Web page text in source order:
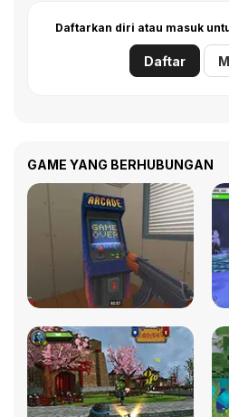
Daftarkan diri atau masuk
Daftar
GAME YANG BERHUBUNGAN